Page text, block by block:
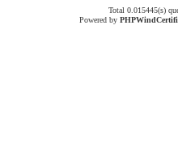
Total 0.015445(s)
Powered byPHPWind